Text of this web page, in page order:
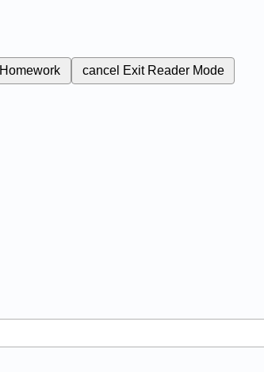
Homework cancel Exit Reader Mode